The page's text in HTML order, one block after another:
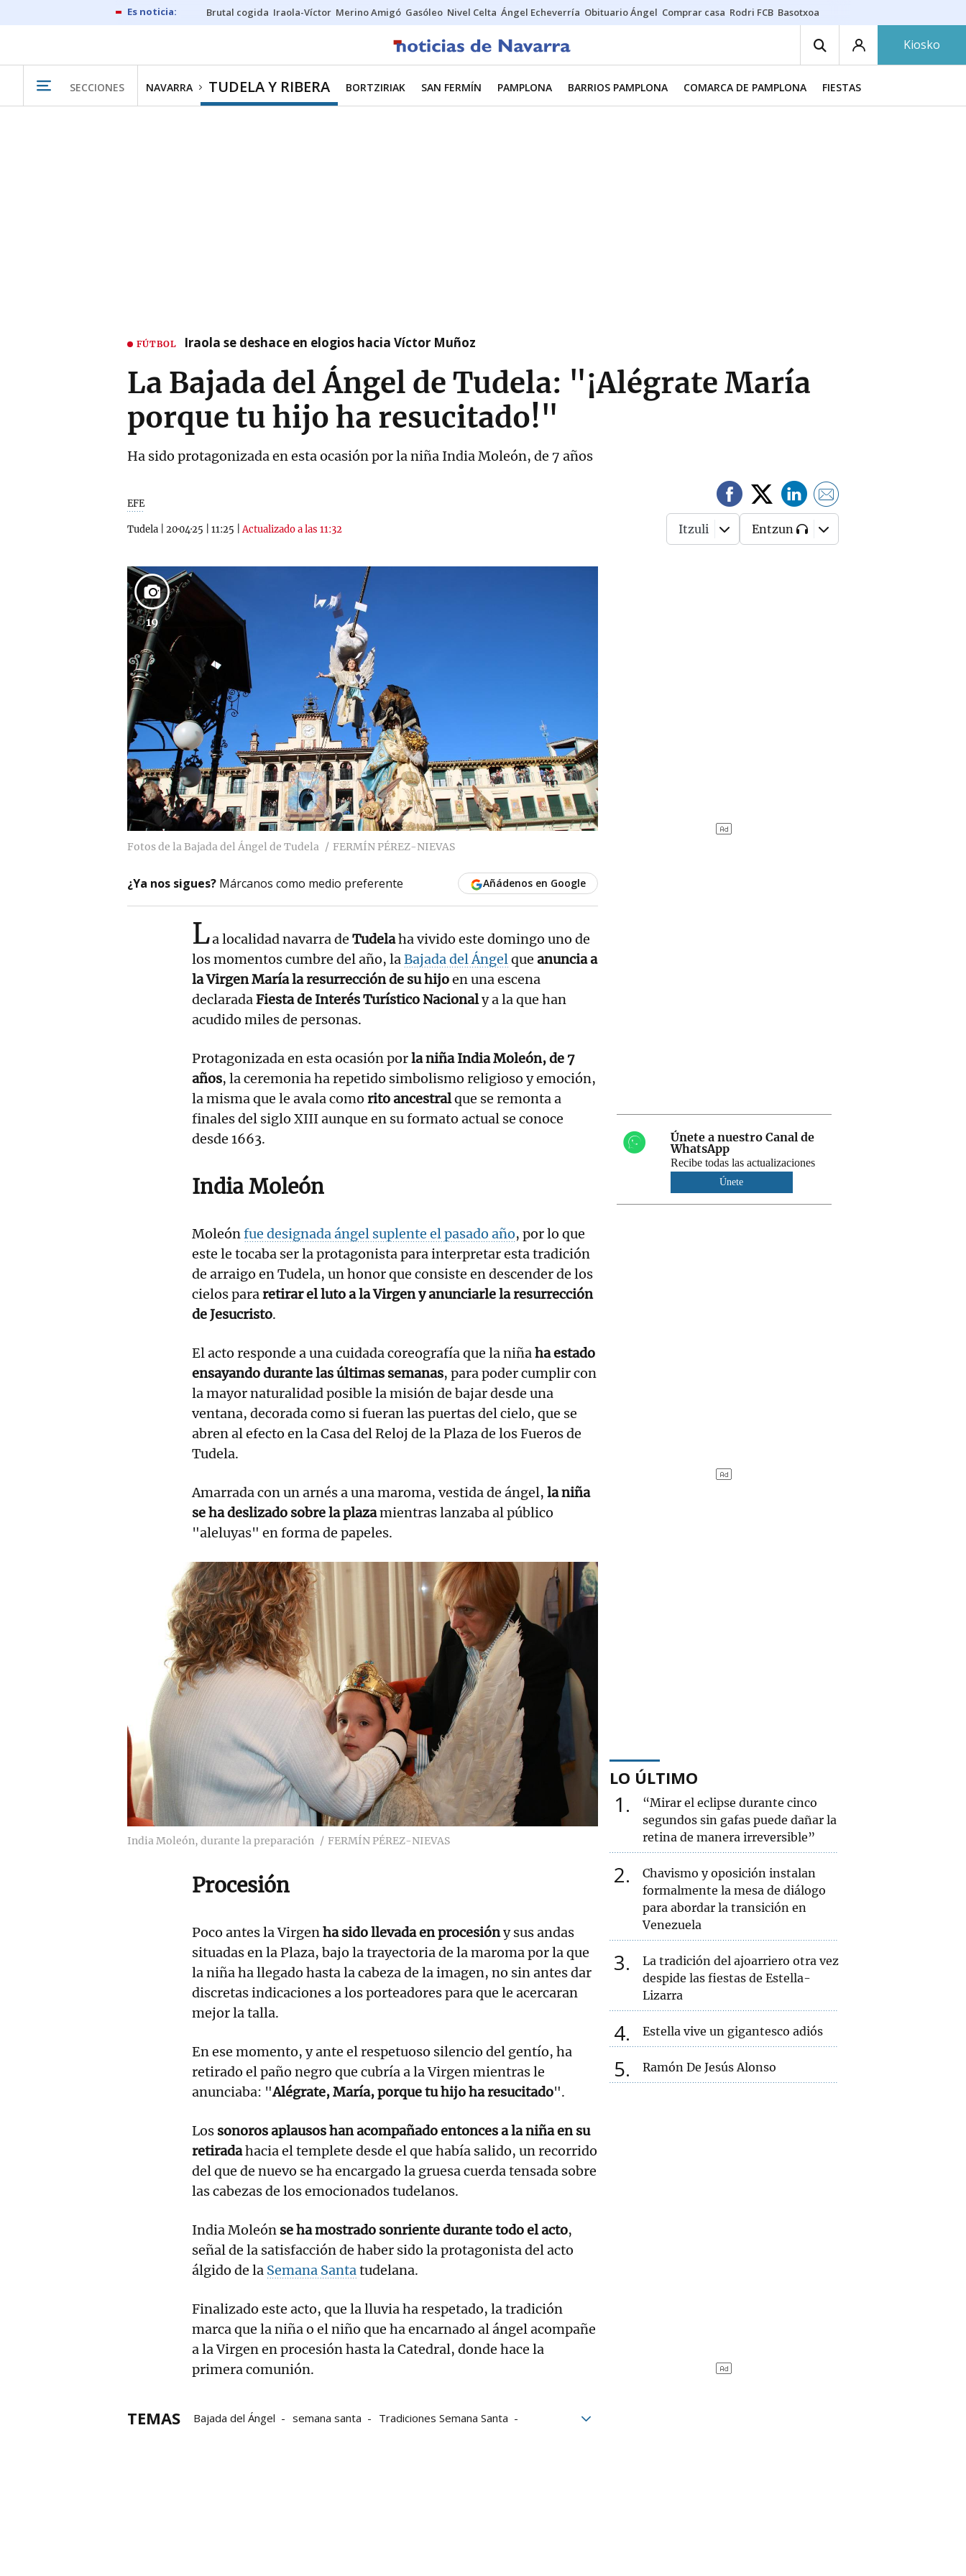
Brutal cogida Iraola-Víctor Merino Amigó Gasóleo Nivel Celta Ángel Echeverría Obituario Ángel Comprar casa Rodri FCB Basotxoa
Kiosko
SECCIONES NAVARRA TUDELA Y RIBERA BORTZIRIAK SAN FERMÍN PAMPLONA BARRIOS PAMPLONA COMARCA DE PAMPLONA FIESTAS
FÚTBOL Iraola se deshace en elogios hacia Víctor Muñoz
La Bajada del Ángel de Tudela: "¡Alégrate María
porque tu hijo ha resucitado!"
Ha sido protagonizada en esta ocasión por la niña India Moleón, de 7 años
EFE
Tudela 20·04·25 11:25 |Actualizado a las 11:32 Itzuli Entzun
19
Fotos de la Bajada del Ángel de Tudela FERMÍN PÉREZ-NIEVAS
¿Ya nos sigues? Márcanos como medio preferente Añádenos en Google
La localidad navarra de Tudelaha vivido este domingo uno de
los momentos cumbre del año, laBajada del Ángelque anuncia a
la Virgen María la resurrección de su hijoen una escena
declaradaFiesta de Interés Turístico Nacionaly a la que han
acudido miles de personas.
Protagonizada en esta ocasión porla niña India Moleón, de 7
años, la ceremonia ha repetido simbolismo religioso y emoción,
la misma que le avala como rito ancestralque se remonta a
finales del siglo XIII aunque en su formato actual se conoce
desde 1663.
India Moleón
Moleónfue designada ángel suplente el pasado año, por lo que
este le tocaba ser la protagonista para interpretar esta tradición
de arraigo en Tudela, un honor que consiste en descender de los
cielos pararetirar el luto a la Virgen y anunciarle la resurrección
de Jesucristo.
El acto responde a una cuidada coreografía que la niñaha estado
ensayando durante las últimas semanas, para poder cumplir con
la mayor naturalidad posible la misión de bajar desde una
ventana, decorada como si fueran las puertas del cielo, que se
abren al efecto en la Casa del Reloj de la Plaza de los Fueros de
Tudela.
Amarrada con un arnés a una maroma, vestida de ángel, la niña
se ha deslizado sobre la plazamientras lanzaba al público
"aleluyas" en forma de papeles.
India Moleón, durante la preparación FERMÍN PÉREZ-NIEVAS
Procesión
Poco antes la Virgenha sido llevada en procesióny sus andas
situadas en la Plaza, bajo la trayectoria de la maroma por la que
la niña ha llegado hasta la cabeza de la imagen, no sin antes dar
discretas indicaciones a los porteadores para que le acercaran
mejor la talla.
En ese momento, y ante el respetuoso silencio del gentío, ha
retirado el paño negro que cubría a la Virgen mientras le
anunciaba: "Alégrate, María, porque tu hijo ha resucitado".
Los sonoros aplausos han acompañado entonces a la niña en su
retiradahacia el templete desde el que había salido, un recorrido
del que de nuevo se ha encargado la gruesa cuerda tensada sobre
las cabezas de los emocionados tudelanos.
India Moleón se ha mostrado sonriente durante todo el acto,
señal de la satisfacción de haber sido la protagonista del acto
álgido de la Semana Santatudelana.
Finalizado este acto, que la lluvia ha respetado, la tradición
marca que la niña o el niño que ha encarnado al ángel acompañe
a la Virgen en procesión hasta la Catedral, donde hace la
primera comunión.
TEMAS Bajada del Ángel semana santa
Tradiciones Semana Santa
Únete a nuestro Canal de
WhatsApp
Recibe todas las actualizaciones
Únete
LO ÚLTIMO
1
“Mirar el eclipse durante cinco
segundos sin gafas puede dañar la
retina de manera irreversible”
2
Chavismo y oposición instalan
formalmente la mesa de diálogo
para abordar la transición en
Venezuela
3
La tradición del ajoarriero otra vez
despide las fiestas de Estella-
Lizarra
4 Estella vive un gigantesco adiós
5 Ramón De Jesús Alonso